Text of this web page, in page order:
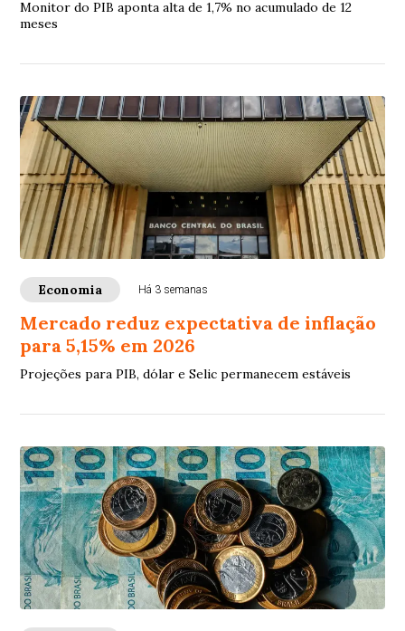
Monitor do PIB aponta alta de 1,7% no acumulado de 12
meses
Economia Há 3 semanas
Mercado reduz expectativa de inflação
para 5,15% em 2026
Projeções para PIB, dólar e Selic permanecem estáveis